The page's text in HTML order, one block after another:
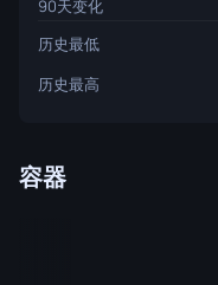
90天变化
历史最低
历史最高
容器